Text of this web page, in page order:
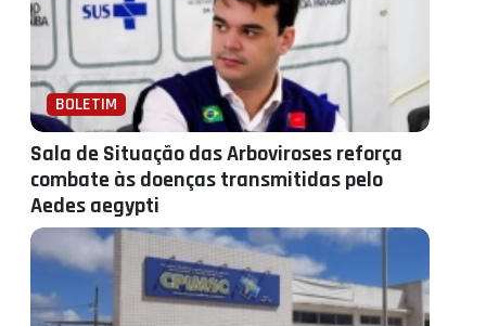
BOLETIM
Sala de Situação das Arboviroses reforça
combate às doenças transmitidas pelo
Aedes aegypti